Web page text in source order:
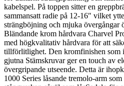
kabelspel. På toppen sitter en
sammansatt radie på 12-16″ vilket
strängböjning och mjuka övergångar
Bländande krom hårdvara Charvel
med högkvalitativ hårdvara för att
tillförlitlighet. Den kromfinishen som
gjutna Stämskruvar ger en touch av
övergripande utseende. Detta är
1000 Series låsande tremolo-arm